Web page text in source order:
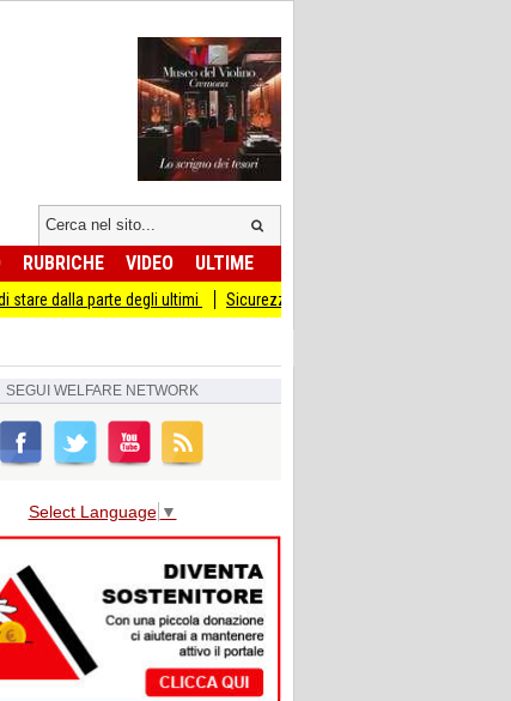
RUBRICHE VIDEO ULTIME
parte degli ultimi Sicurezza I Giovani Democratici ribattono ai Giovani
SEGUI WELFARE NETWORK
Select Language ▼